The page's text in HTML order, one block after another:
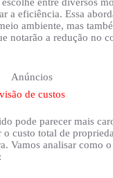
a eficiência. Essa
ambiente, mas
notarão a redução no
Anúncios
de custos
pode parecer mais
o custo total de
Vamos analisar como